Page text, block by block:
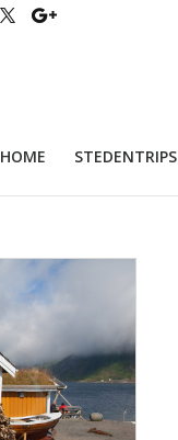
HOME STEDENTRIPS